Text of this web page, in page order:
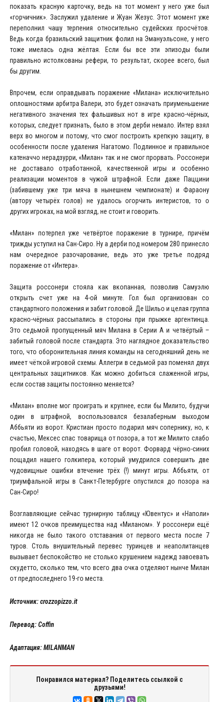
показать красную карточку, ведь на тот момент у него уже был
«горчичник». Заслужил удаление и Жуан Жезус. Этот момент уже
переполнил чашу терпения относительно судейских просчётов.
Ведь когда бразильский защитник фолил на Эмануэльсоне, у него
тоже имелась одна жёлтая. Если бы все эти эпизоды были
правильно истолкованы рефери, то результат, скорее всего, был
бы другим.
Впрочем, если оправдывать поражение «Милана» исключительно
оплошностями арбитра Валери, это будет означать приуменьшение
негативного значения тех фальшивых нот в игре красно-чёрных,
которых, следует признать, было в этом дерби немало. Интер взял
верх во многом и потому, что смог построить крепкую защиту, в
особенности после удаления Нагатомо. Подлинное и правильное
катеначчо нерадзурри, «Милан» так и не смог прорвать. Россонери
не доставало отработанной, качественной игры и особенно
реализации моментов в чужой штрафной. Если даже Паццини
(забившему уже три мяча в нынешнем чемпионате) и Фараону
(автору четырёх голов) не удалось огорчить интеристов, то о
других игроках, на мой взгляд, не стоит и говорить.
«Милан» потерпел уже четвёртое поражение в турнире, причём
трижды уступил на Сан-Сиро. Ну а дерби под номером 280 принесло
нам очередное разочарование, ведь это уже третье подряд
поражение от «Интера».
Защита россонери стояла как вкопанная, позволив Самуэлю
открыть счет уже на 4-ой минуте. Гол был организован со
стандартного положения и забит головой. Де Шильо и целая группа
красно-чёрных рассыпались в стороны при прыжке аргентинца.
Это седьмой пропущенный мяч Милана в Серии А и четвёртый –
забитый головой после стандарта. Это наглядное доказательство
того, что оборонительная линия команды на сегодняшний день не
имеет чёткой игровой схемы. Аллегри в седьмой раз поменял двух
центральных защитников. Как можно добиться слаженной игры,
если состав защиты постоянно меняется?
«Милан» вполне мог проиграть и крупнее, если бы Милито, будучи
один в штрафной, воспользовался безалаберным выходом
Аббьяти из ворот. Кристиан просто подарил мяч сопернику, но, к
счастью, Мексес спас товарища от позора, а тот же Милито слабо
пробил головой, находясь в шаге от ворот. Форвард чёрно-синих
пощадил нашего голкипера, который умудрился совершить две
чудовищные ошибки втечение трёх (!) минут игры. Аббьяти, от
триумфальной игры в Санкт-Петербурге опустился до позора на
Сан-Сиро!
Возглавляющие сейчас турнирную таблицу «Ювентус» и «Наполи»
имеют 12 очков преимущества над «Миланом». У россонери ещё
никогда не было такого отставания от первого места после 7
туров. Столь внушительный перевес туринцев и неаполитанцев
вызывает беспокойство не столько крушением надежд завоевать
скудетто, сколько тем, что всего два очка отделяют нынче Милан
от предпоследнего 19-го места.
Источник: crozzopizzo.it
Перевод: Coffin
Адаптация: MILANMAN
Понравился материал? Поделитесь ссылкой с
друзьями!